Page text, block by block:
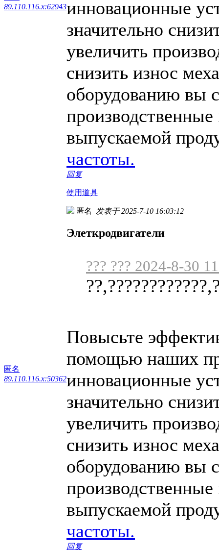
89.110.116.x:62943инновационные
значительно
увеличить
снизить износ
оборудованию вы
выпускаемой
частоты.
回复
使用道具
匿名
89.110.116.x:50362
匿名 发表于 2025-7-10 16:03:12
Элеткродвигатели
??? ??? 2024-8-30
Повысьте
помощью наших
инновационные
значительно
увеличить
снизить износ
оборудованию вы
выпускаемой
частоты.
回复